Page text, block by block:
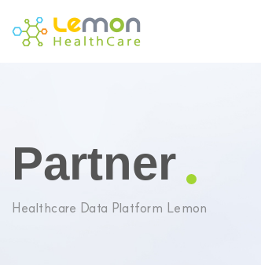
Partner
Healthcare Data Platform Lemon